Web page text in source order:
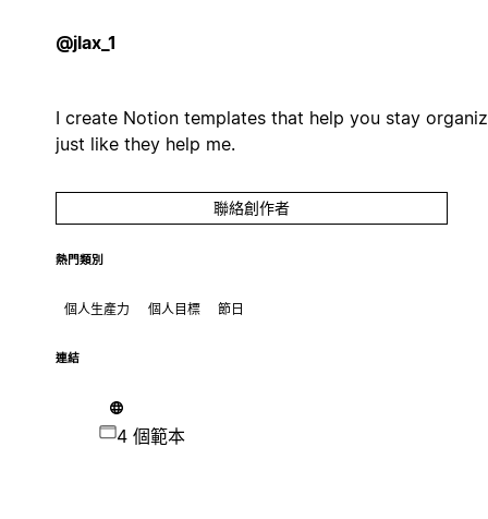
@jlax_1
I create Notion templates that help you stay
just like they help me.
聯絡創作者
熱門類別
個人生產力 個人目標 節日
連結
4 個範本